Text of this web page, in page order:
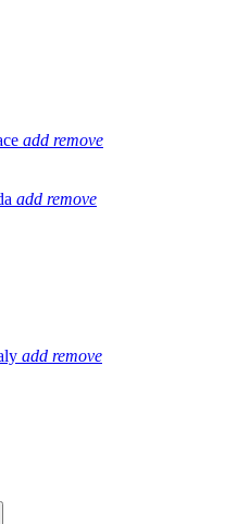
add remove
add remove
add remove